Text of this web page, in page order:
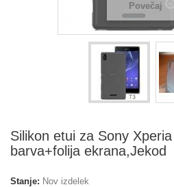
Povečaj
Silikon etui za Sony
barva+folija ekrana,Jekod
Stanje: Nov izdelek